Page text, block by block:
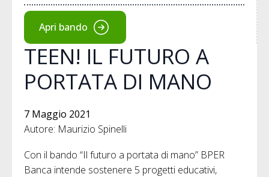
Apri bando
TEEN! IL FUTURO A
PORTATA DI MANO
7 Maggio 2021
Autore: Maurizio Spinelli
Con il bando “Il futuro a portata di mano” BPER
Banca intende sostenere 5 progetti educativi,